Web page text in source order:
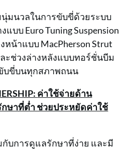
มนวลในการขับขี่ด้วยระบบ
บบ Euro Tuning Suspension
หน้าแบบ MacPherson Strut
ะช่วงล่างหลังแบบทอร์ชั่นบีม
บขี่บนทุกสภาพถนน
ค่าใช้จ่ายด้าน
ษาที่ต่ำ ช่วยประหยัดค่าใช้
บการดูแลรักษาที่ง่าย และมี